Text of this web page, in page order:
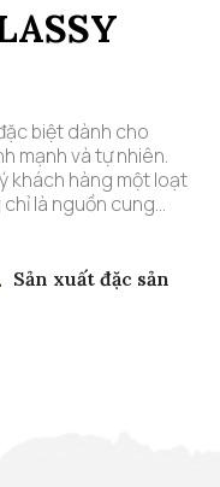
biệt dành cho
mạnh và tự nhiên.
khách hàng một loạt
là nguồn cung
Sản xuất đặc sản